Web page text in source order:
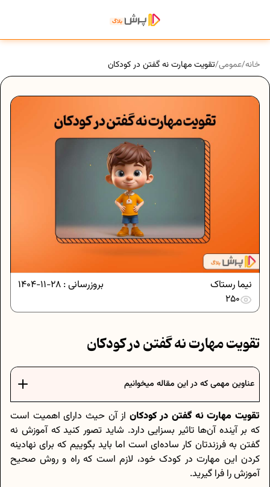
خانه/عمومی/تقویت مهارت نه گفتن در کودکان
بروزرسانی : 28-11-1404
نیما رستاک
250
تقویت مهارت نه گفتن در کودکان
عناوین مهمی که در این مقاله میخوانیم
تقویت مهارت نه گفتن در کودکان از آن حیث دارای اهمیت است
که بر آینده آن‌ها تاثیر بسزایی دارد. شاید تصور کنید که آموزش نه
گفتن به فرزندتان کار ساده‌ای است اما باید بگوییم که برای نهادینه
کردن این مهارت در کودک خود، لازم است که راه و روش صحیح
آموزش را فرا گیرید.